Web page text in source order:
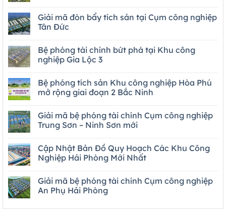
Giải mã đòn bẩy tích sản tại Cụm công nghiệp
Tân Đức
Bệ phóng tài chính bứt phá tại Khu công
nghiệp Gia Lộc 3
Bệ phóng tích sản Khu công nghiệp Hòa Phú
mở rộng giai đoạn 2 Bắc Ninh
Giải mã bệ phóng tài chính Cụm công nghiệp
Trung Sơn – Ninh Sơn mới
Cập Nhật Bản Đồ Quy Hoạch Các Khu Công
Nghiệp Hải Phòng Mới Nhất
Giải mã bệ phóng tài chính Cụm công nghiệp
An Phụ Hải Phòng